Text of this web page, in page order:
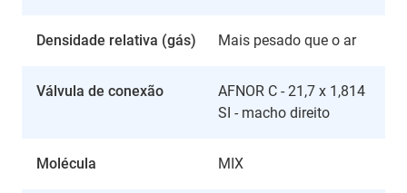
Densidade relativa (gás) Mais pesado que o ar
Válvula de conexão
AFNOR C - 21,7 x 1,814
SI - macho direito
Molécula MIX